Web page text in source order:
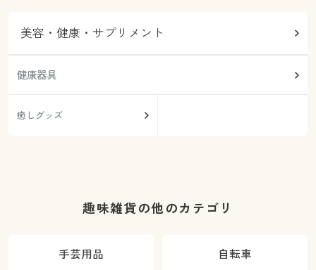
美容・健康・サプリメント
健康器具
癒しグッズ
趣味雑貨の他のカテゴリ
手芸用品 自転車